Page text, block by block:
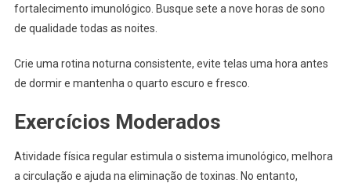
fortalecimento imunológico. Busque sete a nove horas de sono
de qualidade todas as noites.
Crie uma rotina noturna consistente, evite telas uma hora antes
de dormir e mantenha o quarto escuro e fresco.
Exercícios Moderados
Atividade física regular estimula o sistema imunológico, melhora
a circulação e ajuda na eliminação de toxinas. No entanto,